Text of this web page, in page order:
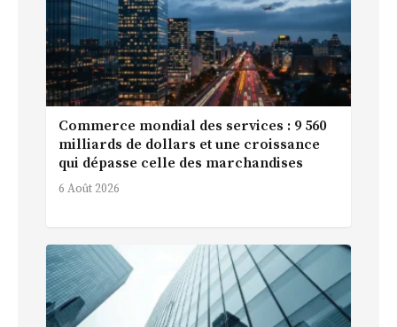
Commerce mondial des services : 9 560
milliards de dollars et une croissance
qui dépasse celle des marchandises
6 Août 2026